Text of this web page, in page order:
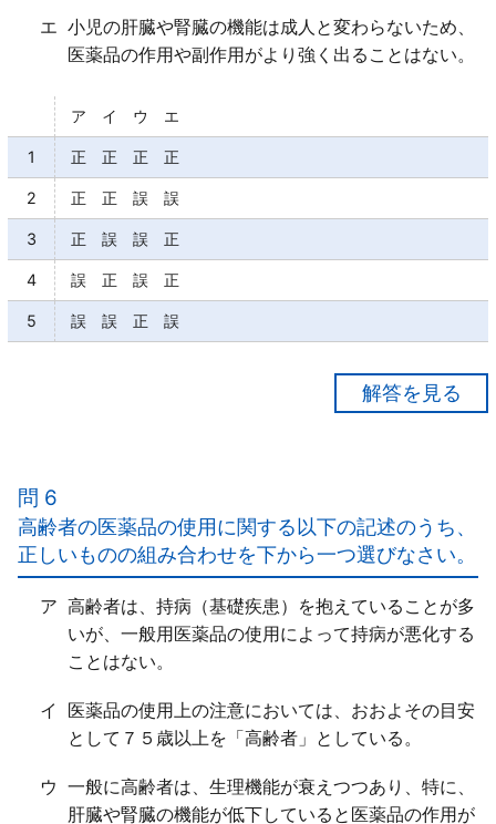
エ 小児の肝臓や腎臓の機能は成人と変わらないため、
医薬品の作用や副作用がより強く出ることはない。
ア イ ウ エ
1 正 正 正 正
2 正 正 誤 誤
3 正 誤 誤 正
4 誤 正 誤 正
5 誤 誤 正 誤
ウ×
成人用の医薬品の量を減らして小児へ与えるような
「安易な使用は避け、必ず年齢に応じた用法用量が定
められているものを使用する」。
エ×
肝臓や腎臓の機能が「未発達」であるため、医薬品の
成分の代謝・排泄に時間がかかり、「作用が強く出過
ぎたり、副作用がより強く出ることがある」。
問 6
高齢者の医薬品の使用に関する以下の記述のうち、
正しいものの組み合わせを下から一つ選びなさい。
ア 高齢者は、持病（基礎疾患）を抱えていることが多
いが、一般用医薬品の使用によって持病が悪化する
ことはない。
イ
医薬品の使用上の注意においては、おおよその目安
として７５歳以上を「高齢者」としている。
ウ 一般に高齢者は、生理機能が衰えつつあり、特に、
肝臓や腎臓の機能が低下していると医薬品の作用が